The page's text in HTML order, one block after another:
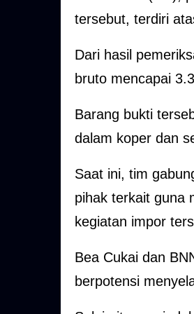
tersebut, terdiri
Dari hasil
bruto mencapai
Barang bukti
dalam koper dan
Saat ini, tim
pihak terkait guna
kegiatan impor
Bea Cukai dan
berpotensi